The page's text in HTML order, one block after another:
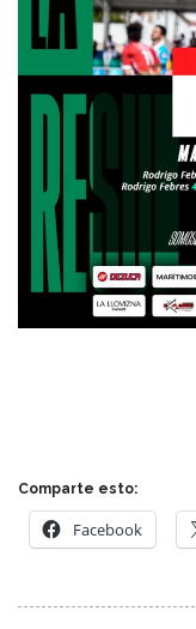
Comparte esto:
Facebook